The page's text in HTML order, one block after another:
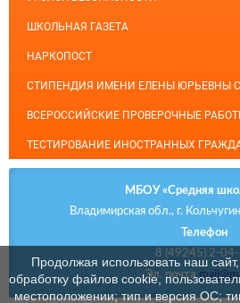
ШКОЛЬНАЯ ГАЗЕТА
НАРКОПОСТ
СТИПЕНДИЯ ИМЕНИ ЕЛЕНЫ ЮРЬЕВНЫ
ВСЕРОССИЙСКИЕ ПРОВЕРОЧНЫЕ
ТЕСТИРОВАНИЕ ИНОСТРАННЫХ
МБОУ «Средняя
Владимирская обл., г.
Телефон
8 (49245) 2-
Эл. почта
Продолжая использовать наш
обработку файлов cookie,
местоположении; тип и версия ОС;